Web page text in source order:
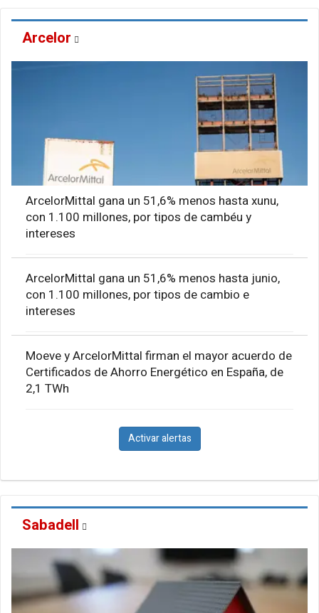
Arcelor
ArcelorMittal gana un 51,6% menos hasta xunu,
con 1.100 millones, por tipos de cambéu y
intereses
ArcelorMittal gana un 51,6% menos hasta junio,
con 1.100 millones, por tipos de cambio e
intereses
Moeve y ArcelorMittal firman el mayor acuerdo de
Certificados de Ahorro Energético en España, de
2,1 TWh
Activar alertas
Sabadell